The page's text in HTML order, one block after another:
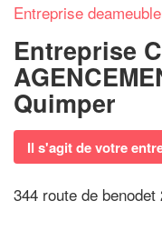
Entreprise
Entreprise
Quimper
Il s'agit de votre
344 route de